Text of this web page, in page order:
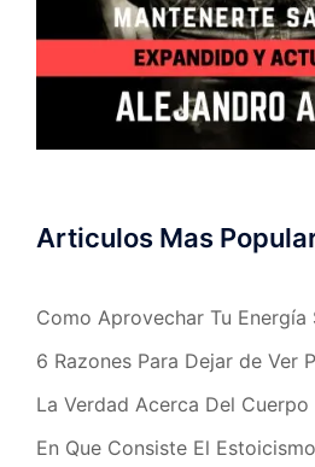
Articulos Mas
Como Aprovechar Tu Energía
6 Razones Para Dejar de Ver
La Verdad Acerca Del
En Que Consiste El